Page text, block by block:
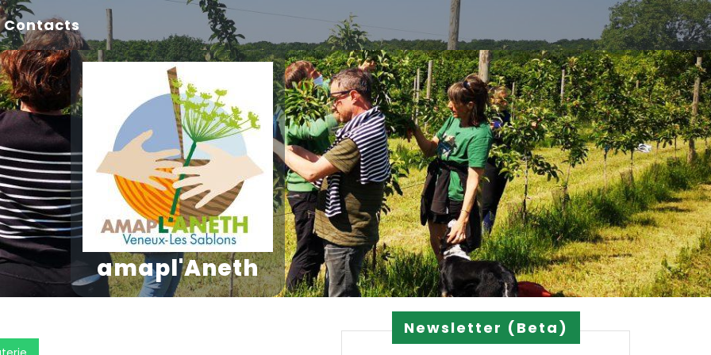
Contacts
amapl'Aneth
Newsletter (Beta)